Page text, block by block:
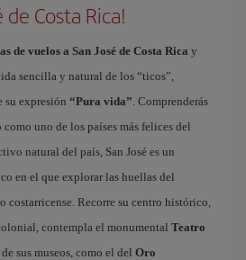
de Costa Rica!
de vuelos a San José de Costa Rica y
sencilla y natural de los “ticos”,
su expresión “Pura vida”. Comprenderás
uno de los países más felices del
natural del país, San José es un
en el que explorar las huellas del
costarricense. Recorre su centro histórico,
contempla el monumental Teatro
sus museos, como el del Oro